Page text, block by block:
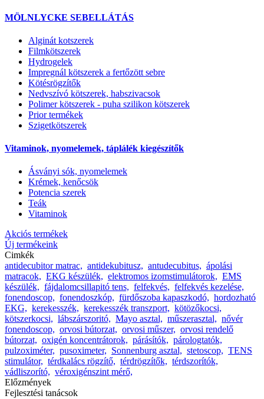
MÖLNLYCKE SEBELLÁTÁS
Alginát kotszerek
Filmkötszerek
Hydrogelek
Impregnál kötszerek a fertőzött sebre
Kötésrögzítők
Nedvszívó kötszerek, habszivacsok
Polimer kötszerek - puha szilikon kötszerek
Prior termékek
Szigetkötszerek
Vitaminok, nyomelemek, táplálék kiegészítők
Ásványi sók, nyomelemek
Krémek, kenőcsök
Potencia szerek
Teák
Vitaminok
Akciós termékek
Új termékeink
Cimkék
antidecubitor matrac, antidekubitusz, antudecubitus, ápolási
matracok, EKG készülék, elektromos izomstimulátorok, EMS
készülék, fájdalomcsillapitó tens, felfekvés, felfekvés kezelése,
fonendoscop, fonendoszkóp, fürdőszoba kapaszkodó, hordozható
EKG, kerekesszék, kerekesszék transzport, kötözőkocsi,
kötszerkocsi, lábszárszoritó, Mayo asztal, műszerasztal, nővér
fonendoscop, orvosi bútorzat, orvosi műszer, orvosi rendelő
bútorzat, oxigén koncentrátorok, párásítók, párologtatók,
pulzoximéter, pusoximeter, Sonnenburg asztal, stetoscop, TENS
stimulátor, térdkalács rögzítő, térdrögzítők, térdszorítók,
vádliszorító, véroxigénszint mérő,
Előzmények
Fejlesztési tanácsok